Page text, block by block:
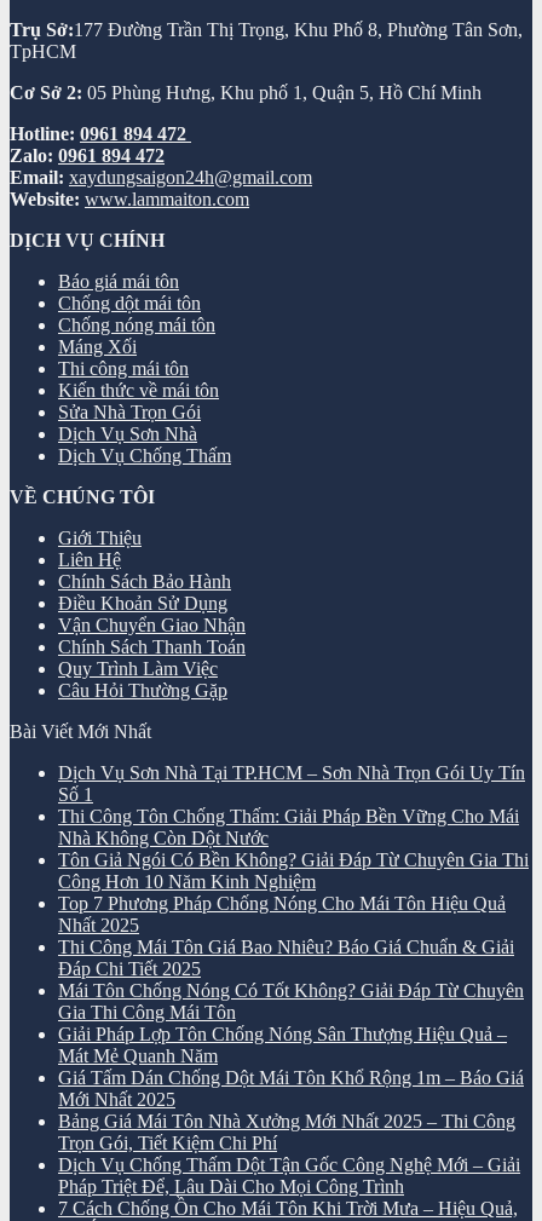
Trụ Sở:177 Đường Trần Thị Trọng, Khu Phố 8, Phường Tân Sơn,
TpHCM
Cơ Sở 2: 05 Phùng Hưng, Khu phố 1, Quận 5, Hồ Chí Minh
Hotline: 0961 894 472
Zalo: 0961 894 472
Email: xaydungsaigon24h@gmail.com
Website: www.lammaiton.com
DỊCH VỤ CHÍNH
Báo giá mái tôn
Chống dột mái tôn
Chống nóng mái tôn
Máng Xối
Thi công mái tôn
Kiến thức về mái tôn
Sửa Nhà Trọn Gói
Dịch Vụ Sơn Nhà
Dịch Vụ Chống Thấm
VỀ CHÚNG TÔI
Giới Thiệu
Liên Hệ
Chính Sách Bảo Hành
Điều Khoản Sử Dụng
Vận Chuyển Giao Nhận
Chính Sách Thanh Toán
Quy Trình Làm Việc
Câu Hỏi Thường Gặp
Bài Viết Mới Nhất
Dịch Vụ Sơn Nhà Tại TP.HCM – Sơn Nhà Trọn Gói Uy Tín
Số 1
Thi Công Tôn Chống Thấm: Giải Pháp Bền Vững Cho Mái
Nhà Không Còn Dột Nước
Tôn Giả Ngói Có Bền Không? Giải Đáp Từ Chuyên Gia Thi
Công Hơn 10 Năm Kinh Nghiệm
Top 7 Phương Pháp Chống Nóng Cho Mái Tôn Hiệu Quả
Nhất 2025
Thi Công Mái Tôn Giá Bao Nhiêu? Báo Giá Chuẩn & Giải
Đáp Chi Tiết 2025
Mái Tôn Chống Nóng Có Tốt Không? Giải Đáp Từ Chuyên
Gia Thi Công Mái Tôn
Giải Pháp Lợp Tôn Chống Nóng Sân Thượng Hiệu Quả –
Mát Mẻ Quanh Năm
Giá Tấm Dán Chống Dột Mái Tôn Khổ Rộng 1m – Báo Giá
Mới Nhất 2025
Bảng Giá Mái Tôn Nhà Xưởng Mới Nhất 2025 – Thi Công
Trọn Gói, Tiết Kiệm Chi Phí
Dịch Vụ Chống Thấm Dột Tận Gốc Công Nghệ Mới – Giải
Pháp Triệt Để, Lâu Dài Cho Mọi Công Trình
7 Cách Chống Ồn Cho Mái Tôn Khi Trời Mưa – Hiệu Quả,